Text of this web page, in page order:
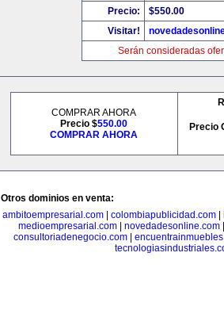
Precio:
$550.00
Visitar!
Serán consideradas
COMPRAR AHORA
Precio $550.00
COMPRAR AHORA
Precio
Otros dominios en venta:
ambitoempresarial.com| colombiapublicidad.com|
medioempresarial.com| novedadesonline.com
consultoriadenegocio.com|